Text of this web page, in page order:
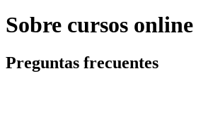
Sobre cursos online
Preguntas frecuentes